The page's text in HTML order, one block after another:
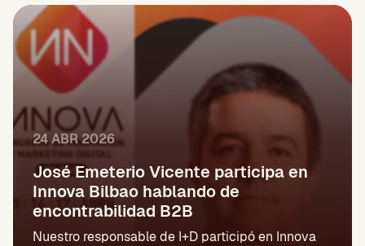
24 ABR 2026
José Emeterio Vicente participa en
Innova Bilbao hablando de
encontrabilidad B2B
Nuestro responsable de I+D participó en Innova